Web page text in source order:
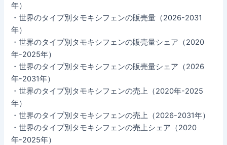
年）
・世界のタイプ別タモキシフェンの販売量（2026-2031
年）
・世界のタイプ別タモキシフェンの販売量シェア（2020
年-2025年）
・世界のタイプ別タモキシフェンの販売量シェア（2026
年-2031年）
・世界のタイプ別タモキシフェンの売上（2020年-2025
年）
・世界のタイプ別タモキシフェンの売上（2026-2031年）
・世界のタイプ別タモキシフェンの売上シェア（2020
年-2025年）